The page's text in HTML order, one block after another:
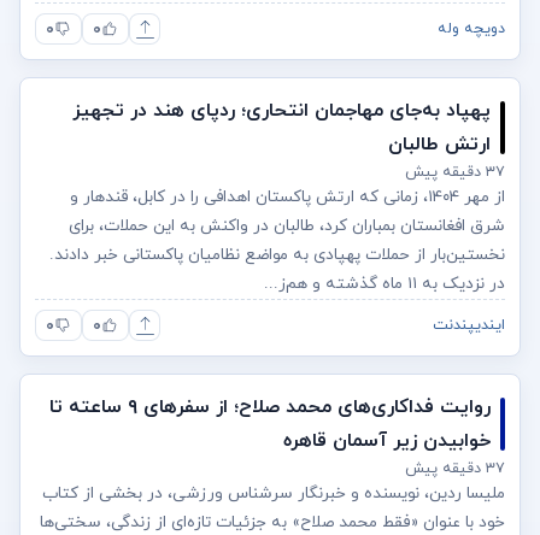
دویچه وله ۰ ۰
پهپاد به‌جای مهاجمان انتحاری؛ ردپای هند در تجهیز
ارتش طالبان
۳۷ دقیقه پیش
از مهر ۱۴۰۴، زمانی که ارتش پاکستان اهدافی را در کابل، قندهار و
شرق افغانستان بمباران کرد، طالبان در واکنش به این حملات، برای
نخستین‌بار از حملات پهپادی به مواضع نظامیان پاکستانی خبر دادند.
در نزدیک به ۱۱ ماه گذشته و هم‌ز...
ایندیپندنت ۰ ۰
روایت فداکاری‌های محمد صلاح؛ از سفرهای ۹ ساعته تا
خوابیدن زیر آسمان قاهره
۳۷ دقیقه پیش
ملیسا ردین، نویسنده و خبرنگار سرشناس ورزشی، در بخشی از کتاب
خود با عنوان «فقط محمد صلاح» به جزئیات تازه‌ای از زندگی، سختی‌ها